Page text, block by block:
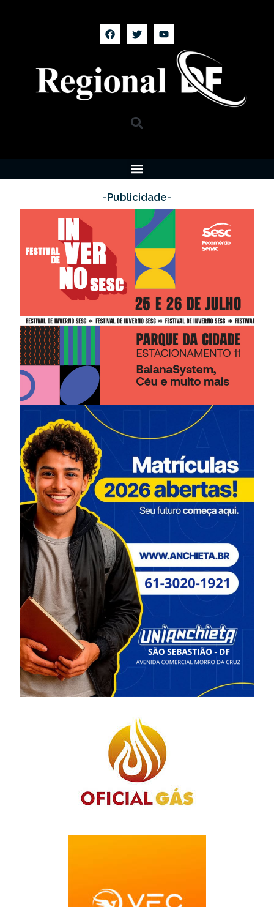
-Publicidade-